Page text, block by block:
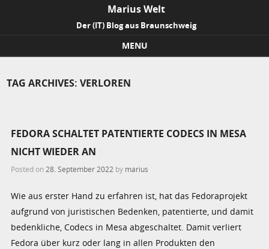
Marius Welt
Der (IT) Blog aus Braunschweig
MENU
TAG ARCHIVES:VERLOREN
FEDORA SCHALTET PATENTIERTE CODECS IN MESA
NICHT WIEDER AN
Posted on 28. September 2022 by marius
Wie aus erster Hand zu erfahren ist, hat das Fedoraprojekt
aufgrund von juristischen Bedenken, patentierte, und damit
bedenkliche, Codecs in Mesa abgeschaltet. Damit verliert
Fedora über kurz oder lang in allen Produkten den